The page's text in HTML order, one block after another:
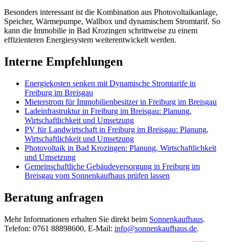
Besonders interessant ist die Kombination aus Photovoltaikanlage,
Speicher, Wärmepumpe, Wallbox und dynamischem Stromtarif. So
kann die Immobilie in Bad Krozingen schrittweise zu einem
effizienteren Energiesystem weiterentwickelt werden.
Interne Empfehlungen
Energiekosten senken mit Dynamische Stromtarife in
Freiburg im Breisgau
Mieterstrom für Immobilienbesitzer in Freiburg im Breisgau
Ladeinfrastruktur in Freiburg im Breisgau: Planung,
Wirtschaftlichkeit und Umsetzung
PV für Landwirtschaft in Freiburg im Breisgau: Planung,
Wirtschaftlichkeit und Umsetzung
Photovoltaik in Bad Krozingen: Planung, Wirtschaftlichkeit
und Umsetzung
Gemeinschaftliche Gebäudeversorgung in Freiburg im
Breisgau vom Sonnenkaufhaus prüfen lassen
Beratung anfragen
Mehr Informationen erhalten Sie direkt beim Sonnenkaufhaus.
Telefon: 0761 88898600, E-Mail: info@sonnenkaufhaus.de.